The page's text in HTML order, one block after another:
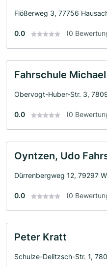
Flößerweg 3, 77756
0.0 (0
Fahrschule
Obervogt-Huber-Str. 3,
0.0 (0
Oyntzen, Udo
Dürrenbergweg 12, 79297
0.0 (0
Peter Kratt
Schulze-Delitzsch-Str. 1,